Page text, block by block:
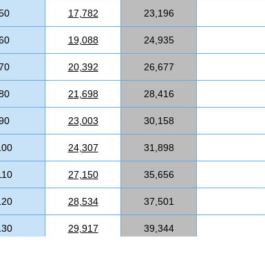
17,782 23,196
19,088 24,935
20,392 26,677
21,698 28,416
23,003 30,158
24,307 31,898
27,150 35,656
28,534 37,501
29,917 39,344